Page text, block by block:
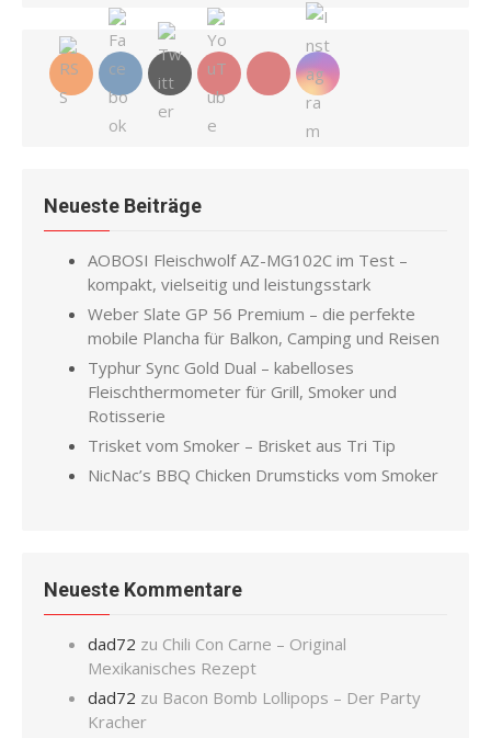
Neueste Beiträge
AOBOSI Fleischwolf AZ-MG102C im Test –
kompakt, vielseitig und leistungsstark
Weber Slate GP 56 Premium – die perfekte
mobile Plancha für Balkon, Camping und Reisen
Typhur Sync Gold Dual – kabelloses
Fleischthermometer für Grill, Smoker und
Rotisserie
Trisket vom Smoker – Brisket aus Tri Tip
NicNac’s BBQ Chicken Drumsticks vom Smoker
Neueste Kommentare
dad72 zu Chili Con Carne – Original
Mexikanisches Rezept
dad72 zu Bacon Bomb Lollipops – Der Party
Kracher